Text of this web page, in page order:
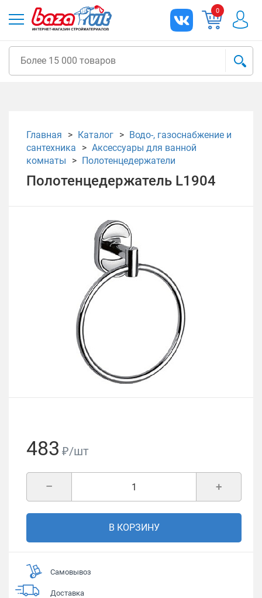
0
Главная Каталог
Водо-, газоснабжение и
сантехника
Аксессуары для ванной
комнаты
Полотенцедержатели
Полотенцедержатель L1904
483 ₽/шт
+
–
В КОРЗИНУ
Самовывоз
Доставка